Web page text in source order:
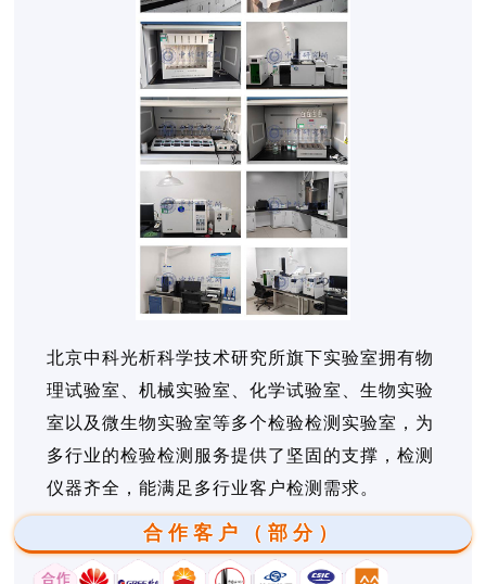
北京中科光析科学技术研究所旗下实验室拥有物
理试验室、机械实验室、化学试验室、生物实验
室以及微生物实验室等多个检验检测实验室，为
多行业的检验检测服务提供了坚固的支撑，检测
仪器齐全，能满足多行业客户检测需求。
合作客户（部分）